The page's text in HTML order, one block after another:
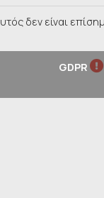
δεν είναι
GDPR